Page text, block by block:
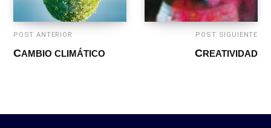
DERECHOS RESERVADOS.